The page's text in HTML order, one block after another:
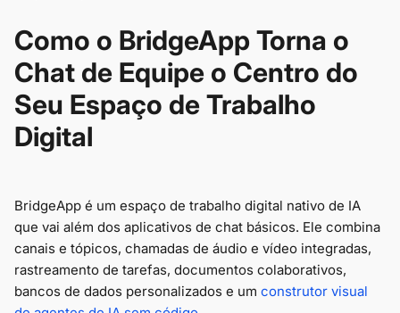
Como o BridgeApp Torna o
Chat de Equipe o Centro do
Seu Espaço de Trabalho
Digital
BridgeApp é um espaço de trabalho digital nativo de IA
que vai além dos aplicativos de chat básicos. Ele combina
canais e tópicos, chamadas de áudio e vídeo integradas,
rastreamento de tarefas, documentos colaborativos,
bancos de dados personalizados e um construtor visual